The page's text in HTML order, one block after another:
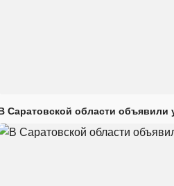
Саратовской области объявили